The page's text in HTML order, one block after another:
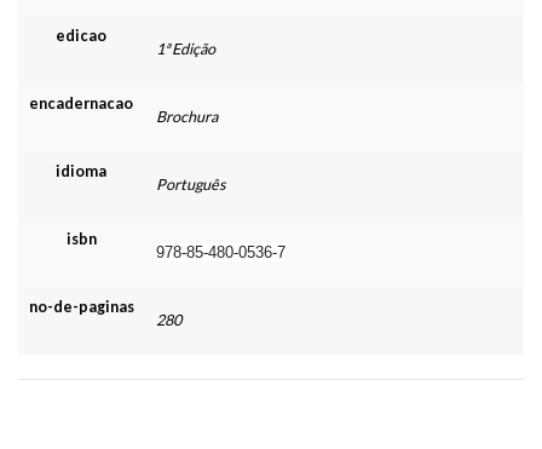
edicao
1ª Edição
encadernacao
Brochura
idioma
Português
isbn
978-85-480-0536-7
no-de-paginas
280